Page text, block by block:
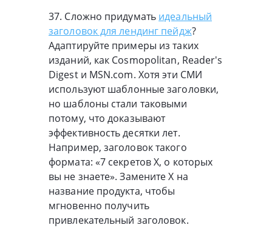
37. Сложно придумать идеальный
заголовок для лендинг пейдж?
Адаптируйте примеры из таких
изданий, как Cosmopolitan, Reader's
Digest и MSN.com. Хотя эти СМИ
используют шаблонные заголовки,
но шаблоны стали таковыми
потому, что доказывают
эффективность десятки лет.
Например, заголовок такого
формата: «7 секретов Х, о которых
вы не знаете». Замените Х на
название продукта, чтобы
мгновенно получить
привлекательный заголовок.